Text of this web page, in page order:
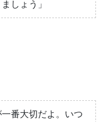
しょう」
番大切だよ。いつ